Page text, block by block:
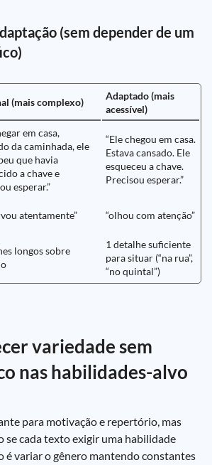
(sem depender de um
(mais complexo)
Adaptado (mais
acessível)
em casa,
da caminhada, ele
que havia
a chave e
esperar.”
“Ele chegou em casa.
Estava cansado. Ele
esqueceu a chave.
Precisou esperar.”
atentamente” “olhou com atenção”
longos sobre
1 detalhe suficiente
para situar (“na rua”,
“no quintal”)
variedade sem
nas habilidades-alvo
para motivação e repertório, mas
se cada texto exigir uma habilidade
é variar o gênero mantendo constantes